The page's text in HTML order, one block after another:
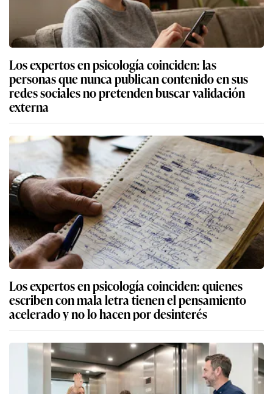
Los expertos en psicología coinciden: las
personas que nunca publican contenido en sus
redes sociales no pretenden buscar validación
externa
Los expertos en psicología coinciden: quienes
escriben con mala letra tienen el pensamiento
acelerado y no lo hacen por desinterés